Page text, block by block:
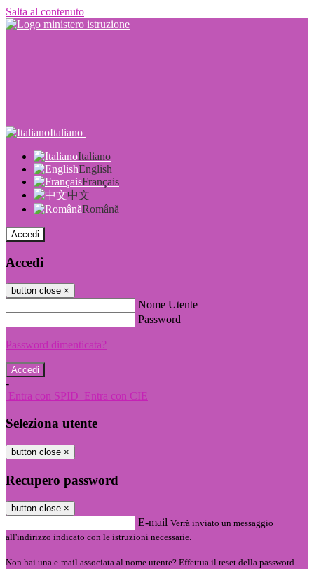
Salta al contenuto
Italiano
Italiano
English
Français
中文
Română
Accedi
Accedi
button close ×
Nome Utente
Password
Password dimenticata?
-
Entra con SPID Entra con CIE
Seleziona utente
button close ×
Recupero password
button close ×
E-mail Verrà inviato un messaggio
all'indirizzo indicato con le istruzioni necessarie.
Non hai una e-mail associata al nome utente? Effettua il reset della password